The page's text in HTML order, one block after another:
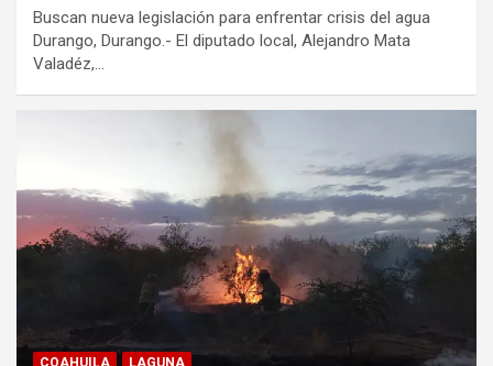
Buscan nueva legislación para enfrentar crisis del agua
Durango, Durango.- El diputado local, Alejandro Mata
Valadéz,…